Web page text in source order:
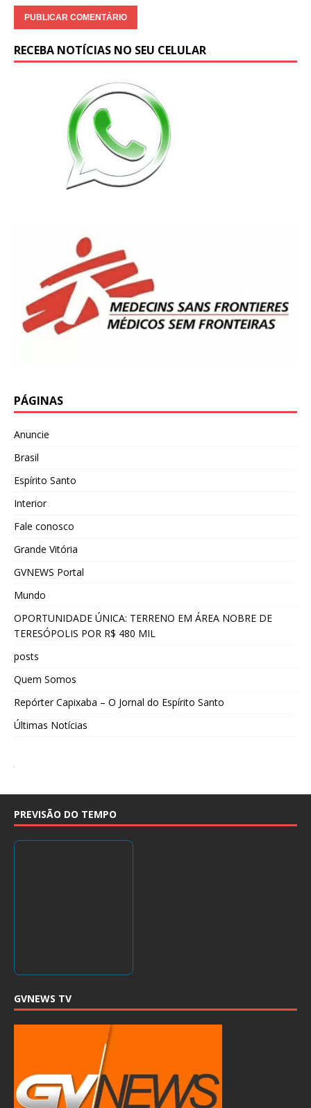
RECEBA NOTÍCIAS NO SEU CELULAR
PÁGINAS
Anuncie
Brasil
Espírito Santo
Interior
Fale conosco
Grande Vitória
GVNEWS Portal
Mundo
OPORTUNIDADE ÚNICA: TERRENO EM ÁREA NOBRE DE
TERESÓPOLIS POR R$ 480 MIL
posts
Quem Somos
Repórter Capixaba – O Jornal do Espírito Santo
Últimas Notícias
PREVISÃO DO TEMPO
GVNEWS TV